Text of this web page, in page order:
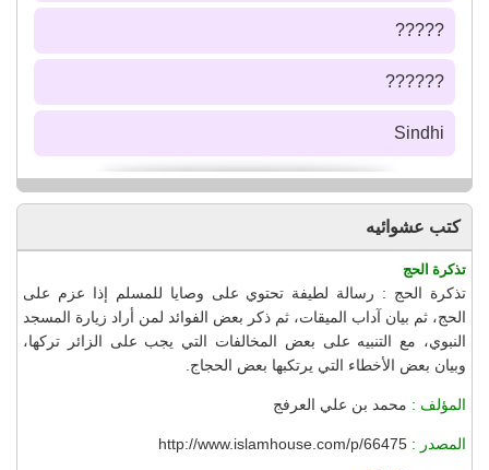
?????
??????
Sindhi
كتب عشوائيه
تذكرة الحج
تذكرة الحج : رسالة لطيفة تحتوي على وصايا للمسلم إذا عزم على
الحج، ثم بيان آداب الميقات، ثم ذكر بعض الفوائد لمن أراد زيارة المسجد
النبوي، مع التنبيه على بعض المخالفات التي يجب على الزائر تركها،
وبيان بعض الأخطاء التي يرتكبها بعض الحجاج.
المؤلف : محمد بن علي العرفج
المصدر : http://www.islamhouse.com/p/66475